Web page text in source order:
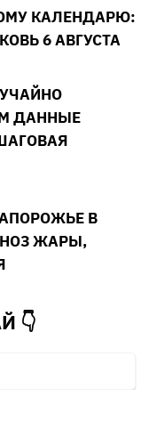
КАЛЕНДАРЮ:
6 АВГУСТА
ДАННЫЕ
В
ЖАРЫ,
👇